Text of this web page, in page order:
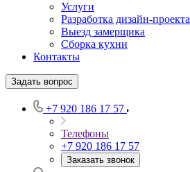
Услуги
Разработка дизайн-проекта
Выезд замерщика
Сборка кухни
Контакты
Задать вопрос
+7 920 186 17 57
Телефоны
+7 920 186 17 57
Заказать звонок